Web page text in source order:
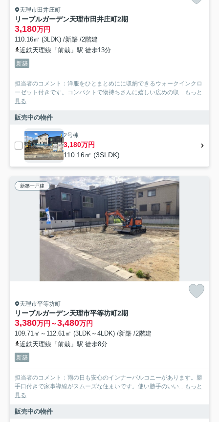
天理市田井庄町
リーブルガーデン天理市田井庄町2期
3,180万円
110.16㎡ (3LDK) /新築 /2階建
近鉄天理線「前栽」駅 徒歩13分
新築
担当者のコメント：洋服をひとまとめにに収納できるウォークインクロ
ーゼット付きです。コンパクトで物持ちさんに嬉しい広めの収... もっと
見る
販売中の物件
2号棟
3,180万円
110.16㎡ (3SLDK)
新築一戸建
天理市平等坊町
リーブルガーデン天理市平等坊町2期
3,380万円～3,480万円
109.71㎡～112.61㎡ (3LDK～4LDK) /新築 /2階建
近鉄天理線「前栽」駅 徒歩8分
新築
担当者のコメント：雨の日も安心のインナーバルコニーがあります。勝
手口付きで家事導線がスムーズな住まいです。使い勝手のいい... もっと
見る
販売中の物件